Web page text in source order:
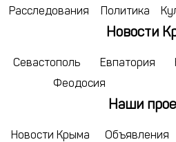
Расследования
Политика
Новости
Севастополь Евпатория
Феодосия
Наши
Новости Крыма Объявления